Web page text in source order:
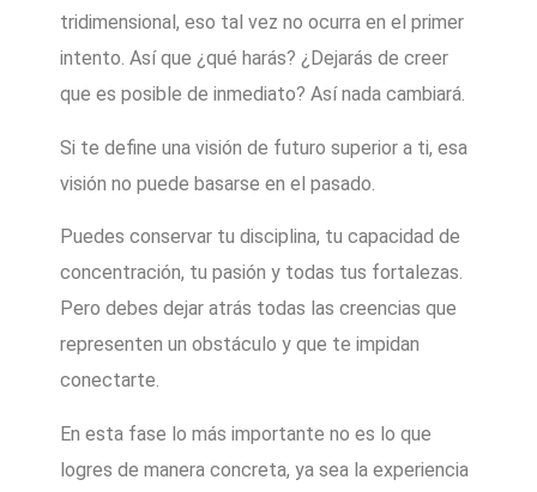
tridimensional, eso tal vez no ocurra en el primer
intento. Así que ¿qué harás? ¿Dejarás de creer
que es posible de inmediato? Así nada cambiará.
Si te define una visión de futuro superior a ti, esa
visión no puede basarse en el pasado.
Puedes conservar tu disciplina, tu capacidad de
concentración, tu pasión y todas tus fortalezas.
Pero debes dejar atrás todas las creencias que
representen un obstáculo y que te impidan
conectarte.
En esta fase lo más importante no es lo que
logres de manera concreta, ya sea la experiencia